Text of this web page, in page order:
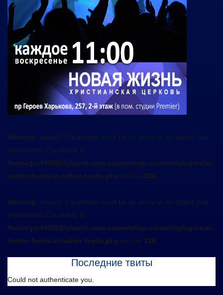
Warning: count(): Parameter must be an array or an object that
implements Countable in
/home/pn449560/church.com.ua/www/wp-content/plugins/ai-
twitter-feeds/ai-twitter-feeds.php on line 336
Warning: count(): Parameter must be an array or an object that
implements Countable in
/home/pn449560/church.com.ua/www/wp-content/plugins/ai-
twitter-feeds/ai-twitter-feeds.php on line 336
Последние твиты
Could not authenticate you.